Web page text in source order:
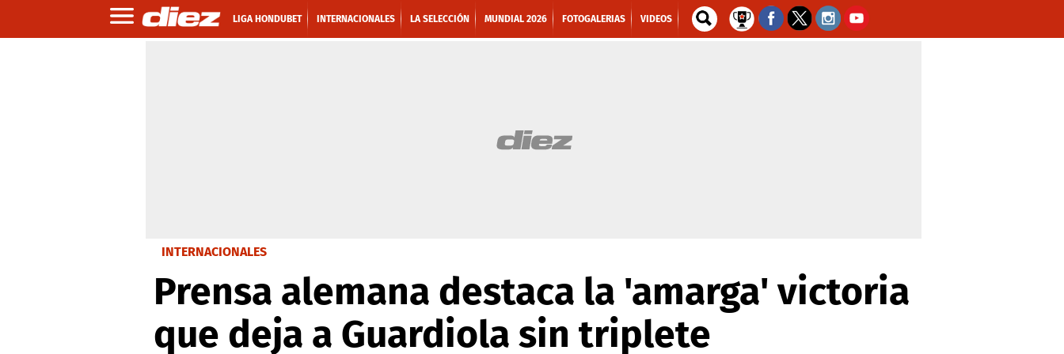
LIGA HONDUBET INTERNACIONALES LA SELECCIÓN MUNDIAL 2026 FOTOGALERIAS VIDEOS
INTERNACIONALES
Prensa alemana destaca la 'amarga' victoria
que deja a Guardiola sin triplete